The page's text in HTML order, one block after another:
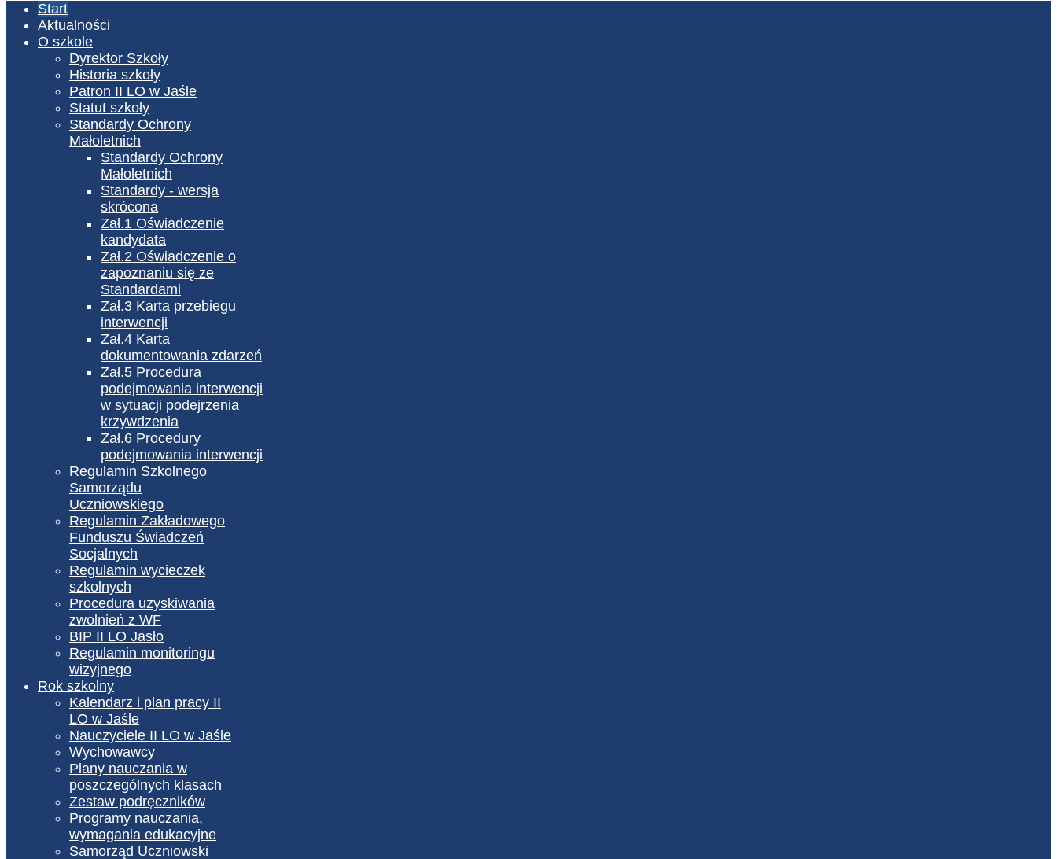
Start
Aktualności
O szkole
Dyrektor Szkoły
Historia szkoły
Patron II LO w Jaśle
Statut szkoły
Standardy Ochrony
Małoletnich
Standardy Ochrony
Małoletnich
Standardy - wersja
skrócona
Zał.1 Oświadczenie
kandydata
Zał.2 Oświadczenie o
zapoznaniu się ze
Standardami
Zał.3 Karta przebiegu
interwencji
Zał.4 Karta
dokumentowania zdarzeń
Zał.5 Procedura
podejmowania interwencji
w sytuacji podejrzenia
krzywdzenia
Zał.6 Procedury
podejmowania interwencji
Regulamin Szkolnego
Samorządu
Uczniowskiego
Regulamin Zakładowego
Funduszu Świadczeń
Socjalnych
Regulamin wycieczek
szkolnych
Procedura uzyskiwania
zwolnień z WF
BIP II LO Jasło
Regulamin monitoringu
wizyjnego
Rok szkolny
Kalendarz i plan pracy II
LO w Jaśle
Nauczyciele II LO w Jaśle
Wychowawcy
Plany nauczania w
poszczególnych klasach
Zestaw podręczników
Programy nauczania,
wymagania edukacyjne
Samorząd Uczniowski